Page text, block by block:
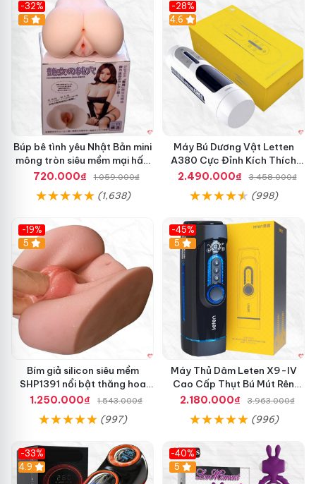
-32%
Hot
5
Búp bê tình yêu Nhật Bản mini
mông tròn siêu mềm mại hấp
dẫn
720.000₫ 1.059.000₫
(1,638)
-28%
Hot
4.6
Máy Bú Dương Vật Letten
A380 Cực Đỉnh Kích Thích
Mạnh Mẽ
2.490.000₫ 3.458.000₫
(998)
-19%
Hot
5
Bím giả silicon siêu mềm
SHP1391 nổi bật thăng hoa
hoàn hảo
1.250.000₫ 1.543.000₫
(997)
-45%
Hot
5
Máy Thủ Dâm Leten X9-IV
Cao Cấp Thụt Bú Mút Rên
Tỏa Nhiệt Sạc Pin
2.180.000₫ 3.963.000₫
(996)
-33%
Hot
4.9
-40%
5